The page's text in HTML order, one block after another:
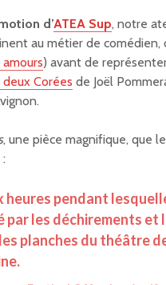
d’ATEA Sup, notre
au métier de
) avant de
Corées de Joël
, une pièce magnifique, que
heures pendant
par les déchirements et
planches du théâtre